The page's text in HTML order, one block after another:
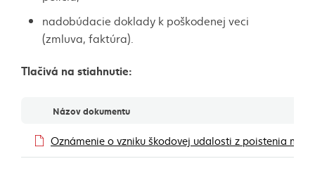
nadobúdacie doklady k poškodenej veci
(zmluva, faktúra).
Tlačivá na stiahnutie:
DokumentyNázov dokumentu
Oznámenie o vzniku škodovej udalosti z poistenia